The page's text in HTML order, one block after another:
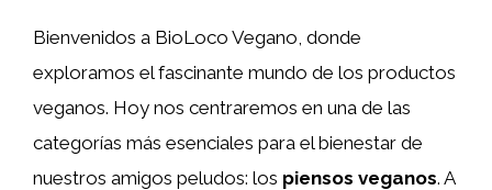
Bienvenidos a BioLoco Vegano, donde
exploramos el fascinante mundo de los productos
veganos. Hoy nos centraremos en una de las
categorías más esenciales para el bienestar de
nuestros amigos peludos: los piensos veganos. A